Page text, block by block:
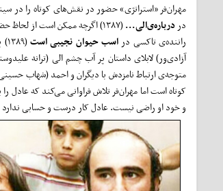
مهران‌فر «استراتژی» حضور در نقش‌‌های کوتاه را در
در درباره‌ی‌الی...
(۱۳۸۷) اگرچه ممکن است از
راننده‌ی تاکسی در اسب حیوان نجیبی است
آزادی‌ور) لابلای داستان پر آب چشم الی (ترانه
متوجه‌ی ارتباط نامزدش با دیگران و احمد (شهاب
کوتاه است اما مهران‌فر تلاش فراوانی می‌کند که عادل
و خود او راضی نیست. عادل کار درست و حسابی ندارد